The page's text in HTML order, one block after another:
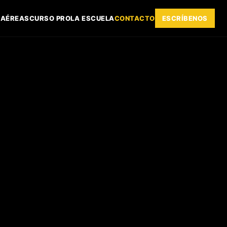
AÉREASCURSO PROLA ESCUELACONTACTO ESCRÍBENOS